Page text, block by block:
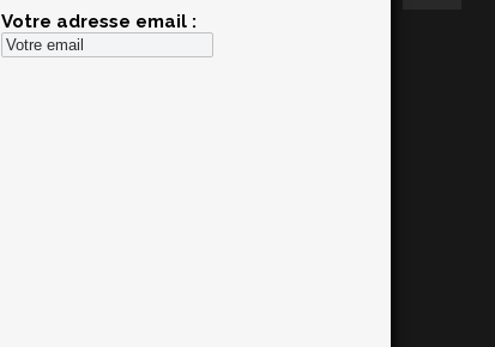
Votre adresse email :